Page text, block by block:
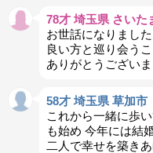
78才 埼玉県 さいた
お世話になりました
良い方と巡り会う
ありがとうございま
58才 埼玉県 草加市
これから一緒に歩
も始め 今年には結
二人で幸せを築きあ